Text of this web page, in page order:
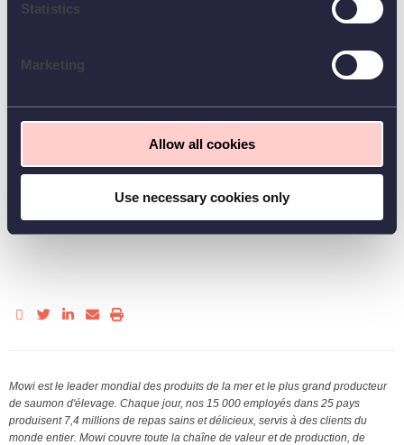
Statistics
Marketing
Allow all cookies
Use necessary cookies only
Sur fin d'année travail sur 6 jours et travail de nuit possible.
Possibilité d'effectuer d'autres tâches d'opérateur dans un autre secteur
Mowi est le leader mondial des produits de la mer et le plus grand producteur
de saumon d'élevage. Chaque jour, nos 15 000 employés dans 25 pays
produisent 7,4 millions de repas sains et délicieux, servis à des clients du
monde entier. Mowi couvre toute la chaîne de valeur et de production, de